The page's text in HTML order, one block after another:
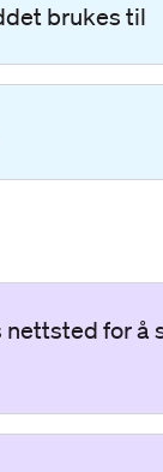
brukes til
for å